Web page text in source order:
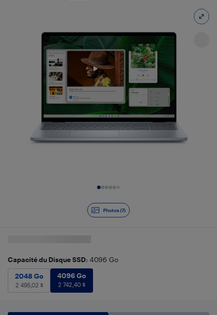
Photos (7)
Capacité du Disque SSD: 4096 Go
2048 Go
2 495,02
2048 Go
2 495,02 $
4096 Go
4096 Go
2 742,40 $